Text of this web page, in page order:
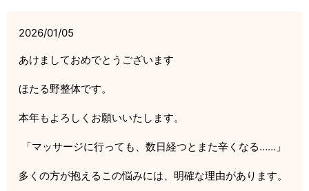
2026/01/05
あけましておめでとうございます
ほたる野整体です。
本年もよろしくお願いいたします。
「マッサージに行っても、数日経つとまた辛くなる……」
多くの方が抱えるこの悩みには、明確な理由があります。